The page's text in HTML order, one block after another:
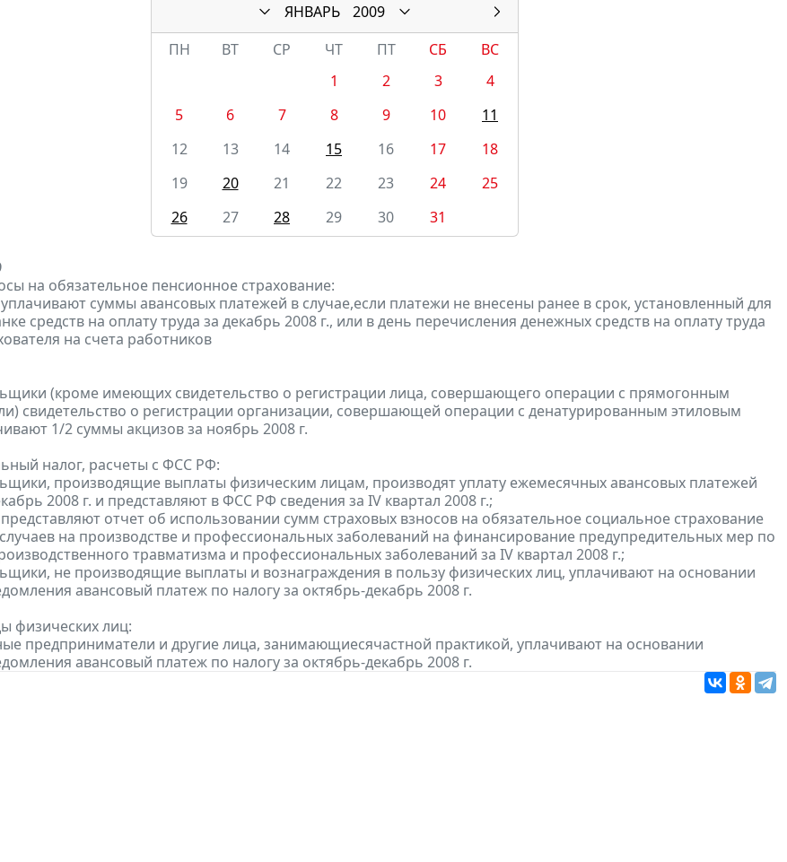
ЯНВАРЬ
2009
ПН
ВТ СР ЧТ ПТ СБ
ВС
1
2 3
4
5
6 7 8 9 10
11
12
13 14 15 16 17
18
19
20 21 22 23 24
25
26
27 28 29 30 31
на обязательное пенсионное страхование:
суммы авансовых платежей в случае,если платежи не внесены ранее в срок, установленный для
средств на оплату труда за декабрь 2008 г., или в день перечисления денежных средств на оплату труда
на счета работников
(кроме имеющих свидетельство о регистрации лица, совершающего операции с прямогонным
свидетельство о регистрации организации, совершающей операции с денатурированным этиловым
1/2 суммы акцизов за ноябрь 2008 г.
налог, расчеты с ФСС РФ:
производящие выплаты физическим лицам, производят уплату ежемесячных авансовых платежей
2008 г. и представляют в ФСС РФ сведения за IV квартал 2008 г.;
отчет об использовании сумм страховых взносов на обязательное социальное страхование
на производстве и профессиональных заболеваний на финансирование предупредительных мер по
травматизма и профессиональных заболеваний за IV квартал 2008 г.;
не производящие выплаты и вознаграждения в пользу физических лиц, уплачивают на основании
авансовый платеж по налогу за октябрь-декабрь 2008 г.
физических лиц:
предприниматели и другие лица, занимающиесячастной практикой, уплачивают на основании
авансовый платеж по налогу за октябрь-декабрь 2008 г.